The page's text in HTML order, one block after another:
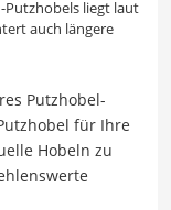
Putzhobels liegt laut
auch längere
Putzhobel-
für Ihre
Hobeln zu